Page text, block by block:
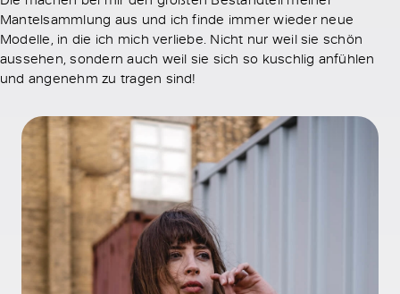
Mantelsammlung aus und ich finde immer wieder neue
Modelle, in die ich mich verliebe. Nicht nur weil sie schön
aussehen, sondern auch weil sie sich so kuschlig anfühlen
und angenehm zu tragen sind!